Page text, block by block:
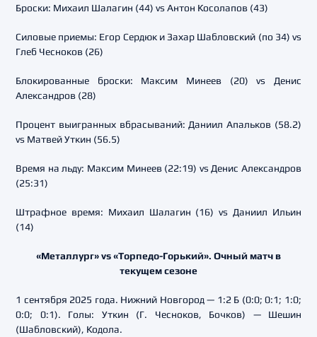
Броски: Михаил Шалагин (44) vs Антон Косолапов (43)
Силовые приемы: Егор Сердюк и Захар Шабловский (по 34) vs
Глеб Чесноков (26)
Блокированные броски: Максим Минеев (20) vs Денис
Александров (28)
Процент выигранных вбрасываний: Даниил Апальков (58.2)
vs Матвей Уткин (56.5)
Время на льду: Максим Минеев (22:19) vs Денис Александров
(25:31)
Штрафное время: Михаил Шалагин (16) vs Даниил Ильин
(14)
«Металлург» vs «Торпедо-Горький». Очный матч в
текущем сезоне
1 сентября 2025 года. Нижний Новгород — 1:2 Б (0:0; 0:1; 1:0;
0:0; 0:1). Голы: Уткин (Г. Чесноков, Бочков) — Шешин
(Шабловский), Кодола.